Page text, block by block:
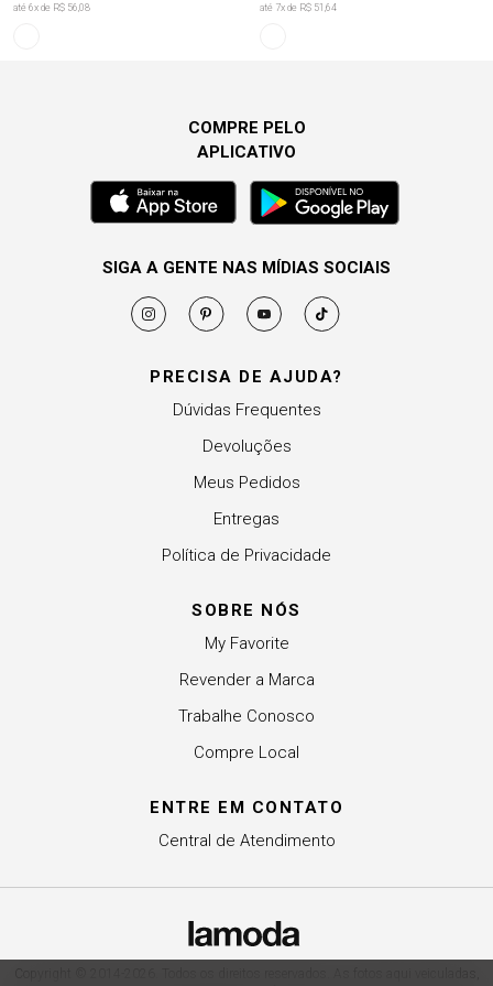
até 6x de R$ 56,08 até 7x de R$ 51,64
PRECISA DE AJUDA?
Dúvidas Frequentes
Devoluções
Meus Pedidos
Entregas
Política de Privacidade
SOBRE NÓS
My Favorite
Revender a Marca
Trabalhe Conosco
Compre Local
ENTRE EM CONTATO
Central de Atendimento
COMPRE PELO
APLICATIVO
SIGA A GENTE NAS MÍDIAS SOCIAIS